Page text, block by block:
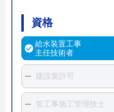
資格
給水装置工事
主任技術者
建設業許可
管工事施工管理技士